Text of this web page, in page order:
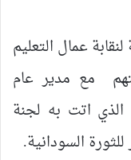
عمال التعليم
مع مدير عام
اتت به لجنة
السودانية.